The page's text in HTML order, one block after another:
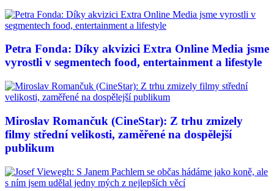
Petra Fonda: Díky akvizici Extra Online Media jsme
vyrostli v segmentech food, entertainment a lifestyle
Miroslav Romančuk (CineStar): Z trhu zmizely
filmy střední velikosti, zaměřené na dospělejší
publikum